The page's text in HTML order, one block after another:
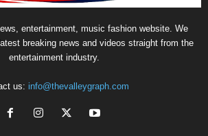
entertainment, music fashion website. We
breaking news and videos straight from the
entertainment industry.
us: info@thevalleygraph.com